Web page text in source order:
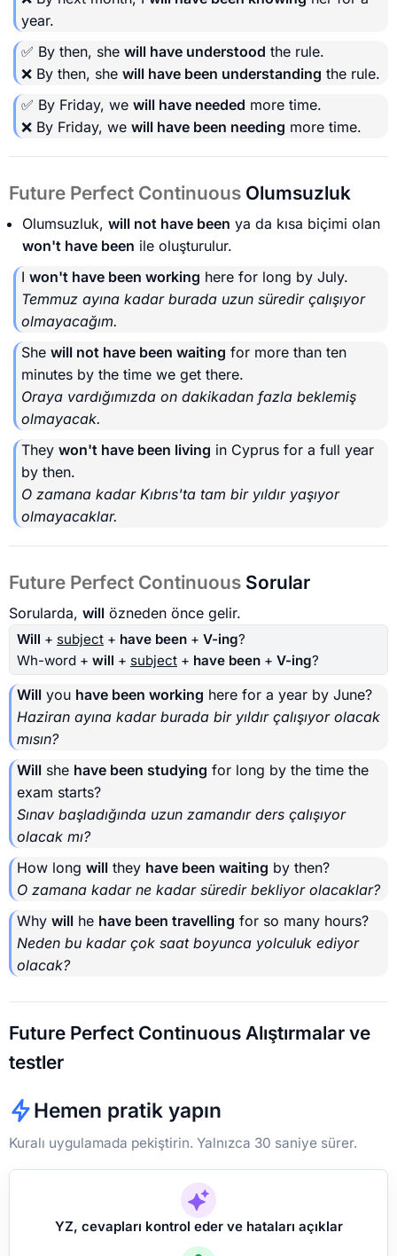
year.
✅ By then, she will have understood the rule.
❌ By then, she will have been understanding the rule.
✅ By Friday, we will have needed more time.
❌ By Friday, we will have been needing more time.
Future Perfect Continuous Olumsuzluk
Olumsuzluk, will not have been ya da kısa biçimi olan
won't have been ile oluşturulur.
I won't have been working here for long by July.
Temmuz ayına kadar burada uzun süredir çalışıyor
olmayacağım.
She will not have been waiting for more than ten
minutes by the time we get there.
Oraya vardığımızda on dakikadan fazla beklemiş
olmayacak.
They won't have been living in Cyprus for a full year
by then.
O zamana kadar Kıbrıs'ta tam bir yıldır yaşıyor
olmayacaklar.
Future Perfect Continuous Sorular
Sorularda, will özneden önce gelir.
Will + subject + have been + V-ing?
Wh-word + will + subject + have been + V-ing?
Will you have been working here for a year by June?
Haziran ayına kadar burada bir yıldır çalışıyor olacak
mısın?
Will she have been studying for long by the time the
exam starts?
Sınav başladığında uzun zamandır ders çalışıyor
olacak mı?
How long will they have been waiting by then?
O zamana kadar ne kadar süredir bekliyor olacaklar?
Why will he have been travelling for so many hours?
Neden bu kadar çok saat boyunca yolculuk ediyor
olacak?
Future Perfect Continuous Alıştırmalar ve
testler
Hemen pratik yapın
Kuralı uygulamada pekiştirin. Yalnızca 30 saniye sürer.
YZ, cevapları kontrol eder ve hataları açıklar